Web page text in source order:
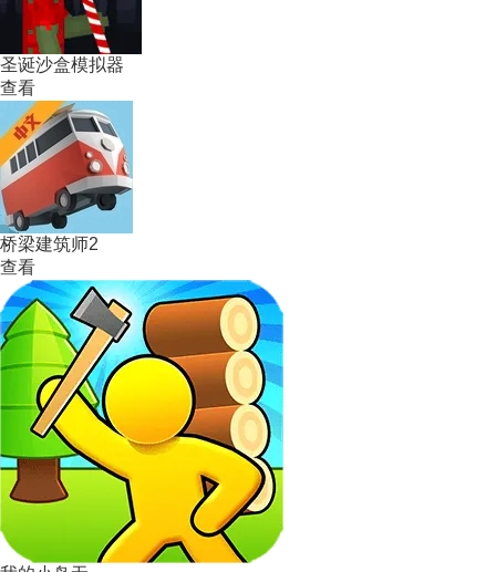
圣诞沙盒模拟器
查看
桥梁建筑师2
查看